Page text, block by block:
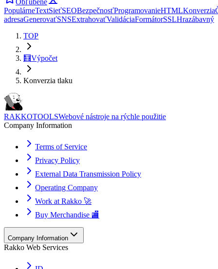
PopulárneTextSieťSEOBezpečnosťProgramovanieHTMLKonverzia
adresaGenerovaťSNSExtrahovaťValidáciaFormátorSSLHrazábavný
TOP
🧮Výpočet
Konverzia tlaku
RAKKOTOOLSWebové nástroje na rýchle použitie
Company Information
Terms of Service
Privacy Policy
External Data Transmission Policy
Operating Company
Work at Rakko 🚀
Buy Merchandise 🏬
Company Information
Rakko Web Services